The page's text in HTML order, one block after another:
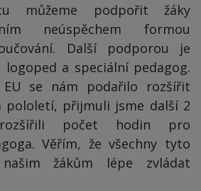
můžeme podpořit žáky
neúspěchem formou
Další podporou je
logoped a speciální pedagog.
se nám podařilo rozšířit
pololetí, přijmuli jsme další 2
počet hodin pro
Věřím, že všechny tyto
žákům lépe zvládat